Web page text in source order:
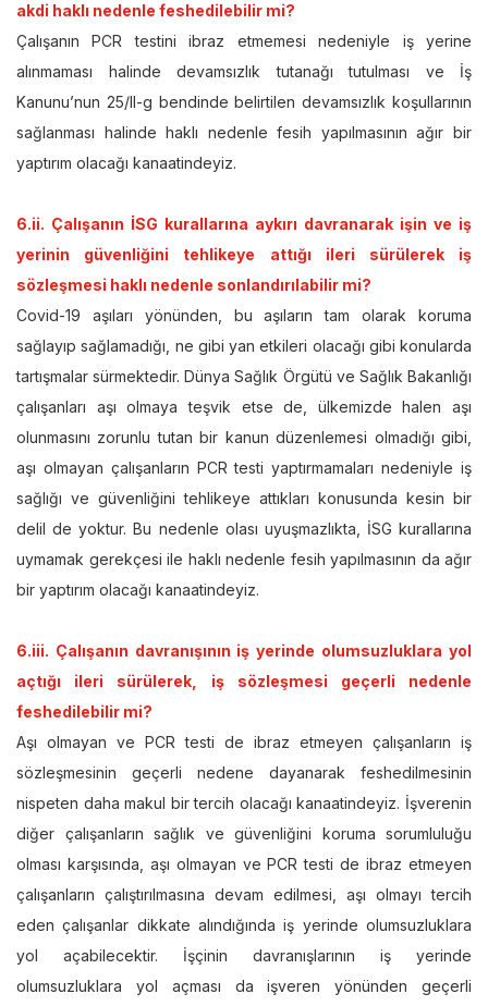
akdi haklı nedenle feshedilebilir mi?
Çalışanın PCR testini ibraz etmemesi nedeniyle iş yerine
alınmaması halinde devamsızlık tutanağı tutulması ve İş
Kanunu’nun 25/II-g bendinde belirtilen devamsızlık koşullarının
sağlanması halinde haklı nedenle fesih yapılmasının ağır bir
yaptırım olacağı kanaatindeyiz.
6.ii. Çalışanın İSG kurallarına aykırı davranarak işin ve iş
yerinin güvenliğini tehlikeye attığı ileri sürülerek iş
sözleşmesi haklı nedenle sonlandırılabilir mi?
Covid-19 aşıları yönünden, bu aşıların tam olarak koruma
sağlayıp sağlamadığı, ne gibi yan etkileri olacağı gibi konularda
tartışmalar sürmektedir. Dünya Sağlık Örgütü ve Sağlık Bakanlığı
çalışanları aşı olmaya teşvik etse de, ülkemizde halen aşı
olunmasını zorunlu tutan bir kanun düzenlemesi olmadığı gibi,
aşı olmayan çalışanların PCR testi yaptırmamaları nedeniyle iş
sağlığı ve güvenliğini tehlikeye attıkları konusunda kesin bir
delil de yoktur. Bu nedenle olası uyuşmazlıkta, İSG kurallarına
uymamak gerekçesi ile haklı nedenle fesih yapılmasının da ağır
bir yaptırım olacağı kanaatindeyiz.
6.iii. Çalışanın davranışının iş yerinde olumsuzluklara yol
açtığı ileri sürülerek, iş sözleşmesi geçerli nedenle
feshedilebilir mi?
Aşı olmayan ve PCR testi de ibraz etmeyen çalışanların iş
sözleşmesinin geçerli nedene dayanarak feshedilmesinin
nispeten daha makul bir tercih olacağı kanaatindeyiz. İşverenin
diğer çalışanların sağlık ve güvenliğini koruma sorumluluğu
olması karşısında, aşı olmayan ve PCR testi de ibraz etmeyen
çalışanların çalıştırılmasına devam edilmesi, aşı olmayı tercih
eden çalışanlar dikkate alındığında iş yerinde olumsuzluklara
yol açabilecektir. İşçinin davranışlarının iş yerinde
olumsuzluklara yol açması da işveren yönünden geçerli